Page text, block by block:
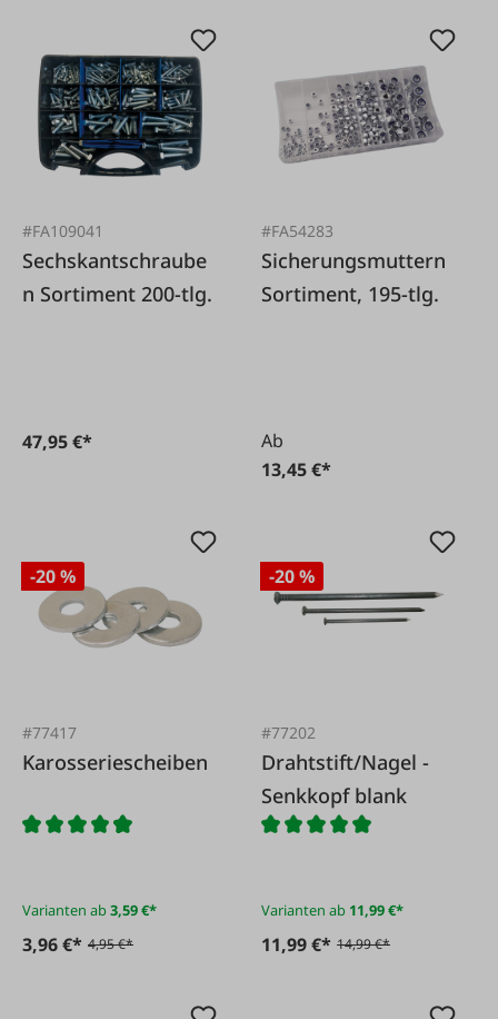
#FA109041
Sechskantschraube
n Sortiment 200-tlg.
47,95 €*
#FA54283
Sicherungsmuttern
Sortiment, 195-tlg.
Ab
13,45 €*
-20 %
#77417
Karosseriescheiben
Varianten ab3,59 €*
3,96 €* 4,95 €*
-20 %
#77202
Drahtstift/Nagel -
Senkkopf blank
Varianten ab 11,99 €*
11,99 €* 14,99 €*